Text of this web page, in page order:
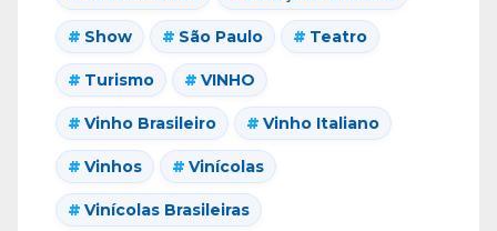
Show São Paulo Teatro
Turismo VINHO
Vinho Brasileiro Vinho Italiano
Vinhos Vinícolas
Vinícolas Brasileiras